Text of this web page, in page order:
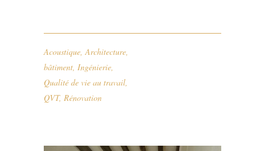
Acoustique Architecture
bâtiment Ingénierie
Qualité de vie au travail
QVT, Rénovation